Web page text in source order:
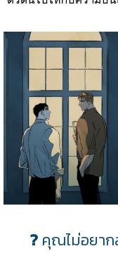
? คุณไม่อยาก